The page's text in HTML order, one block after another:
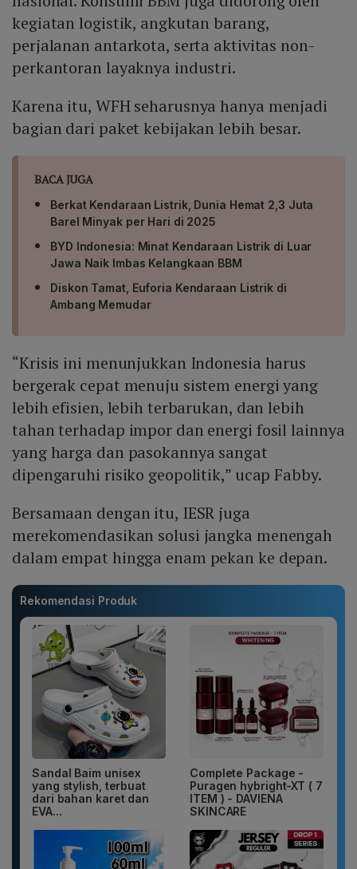
kegiatan logistik, angkutan barang,
perjalanan antarkota, serta aktivitas non-
perkantoran layaknya industri.
Karena itu, WFH seharusnya hanya menjadi
bagian dari paket kebijakan lebih besar.
BACA JUGA
Berkat Kendaraan Listrik, Dunia Hemat 2,3 Juta
Barel Minyak per Hari di 2025
BYD Indonesia: Minat Kendaraan Listrik di Luar
Jawa Naik Imbas Kelangkaan BBM
Diskon Tamat, Euforia Kendaraan Listrik di
Ambang Memudar
“Krisis ini menunjukkan Indonesia harus
bergerak cepat menuju sistem energi yang
lebih efisien, lebih terbarukan, dan lebih
tahan terhadap impor dan energi fosil lainnya
yang harga dan pasokannya sangat
dipengaruhi risiko geopolitik,” ucap Fabby.
Bersamaan dengan itu, IESR juga
merekomendasikan solusi jangka menengah
dalam empat hingga enam pekan ke depan.
Rekomendasi Produk
Sandal Baim unisex
yang stylish, terbuat
dari bahan karet dan
EVA...
Complete Package -
Puragen hybright-XT ( 7
ITEM ) - DAVIENA
SKINCARE